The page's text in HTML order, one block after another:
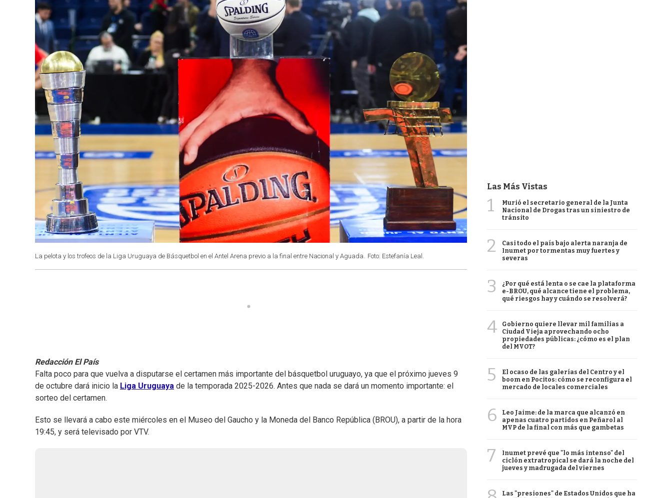
La pelota y los trofeos de la Liga Uruguaya de Básquetbol en el Antel Arena previo a la final entre Nacional y Aguada. Foto: Estefanía Leal.
Redacción El País
Falta poco para que vuelva a disputarse el certamen más importante del básquetbol uruguayo, ya que el próximo jueves 9
de octubre dará inicio la Liga Uruguaya de la temporada 2025-2026. Antes que nada se dará un momento importante: el
sorteo del certamen.
Esto se llevará a cabo este miércoles en el Museo del Gaucho y la Moneda del Banco República (BROU), a partir de la hora
19:45, y será televisado por VTV.
Las Más Vistas
1
Murió el secretario general de la Junta
Nacional de Drogas tras un siniestro de
tránsito
2
Casi todo el país bajo alerta naranja de
Inumet por tormentas muy fuertes y
severas
3
¿Por qué está lenta o se cae la plataforma
e-BROU, qué alcance tiene el problema,
qué riesgos hay y cuándo se resolverá?
4
Gobierno quiere llevar mil familias a
Ciudad Vieja aprovechando ocho
propiedades públicas: ¿cómo es el plan
del MVOT?
5
El ocaso de las galerías del Centro y el
boom en Pocitos: cómo se reconfigura el
mercado de locales comerciales
6
Leo Jaime: de la marca que alcanzó en
apenas cuatro partidos en Peñarol al
MVP de la final con más que gambetas
7
Inumet prevé que "lo más intenso" del
ciclón extratropical se dará la noche del
jueves y madrugada del viernes
Las "presiones" de Estados Unidos que ha